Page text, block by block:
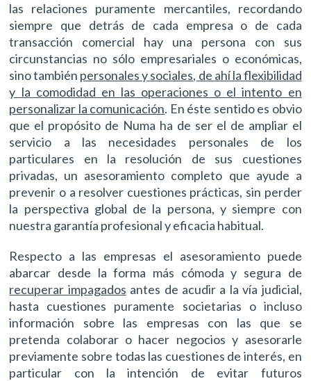
las relaciones puramente mercantiles, recordando
siempre que detrás de cada empresa o de cada
transacción comercial hay una persona con sus
circunstancias no sólo empresariales o económicas,
sino también personales y sociales, de ahí la flexibilidad
y la comodidad en las operaciones o el intento en
personalizar la comunicación. En éste sentido es obvio
que el propósito de Numa ha de ser el de ampliar el
servicio a las necesidades personales de los
particulares en la resolución de sus cuestiones
privadas, un asesoramiento completo que ayude a
prevenir o a resolver cuestiones prácticas, sin perder
la perspectiva global de la persona, y siempre con
nuestra garantía profesional y eficacia habitual.
Respecto a las empresas el asesoramiento puede
abarcar desde la forma más cómoda y segura de
recuperar impagados antes de acudir a la vía judicial,
hasta cuestiones puramente societarias o incluso
información sobre las empresas con las que se
pretenda colaborar o hacer negocios y asesorarle
previamente sobre todas las cuestiones de interés, en
particular con la intención de evitar futuros